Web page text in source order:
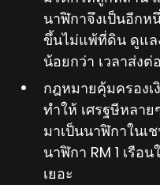
นาฬิกาจึงเป็นอีกห
ขึ้นไม่แพ้ที่ดิน ดูแล
น้อยกว่า เวลาส่ง
กฎหมายคุ้มครองเ
ทำให้ เศรฐษีหลาย
มาเป็นนาฬิกาใน
นาฬิกา RM 1 เรือ
เยอะ